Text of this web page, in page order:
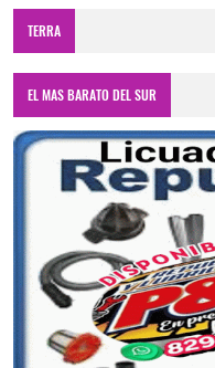
TERRA
EL MAS BARATO DEL SUR